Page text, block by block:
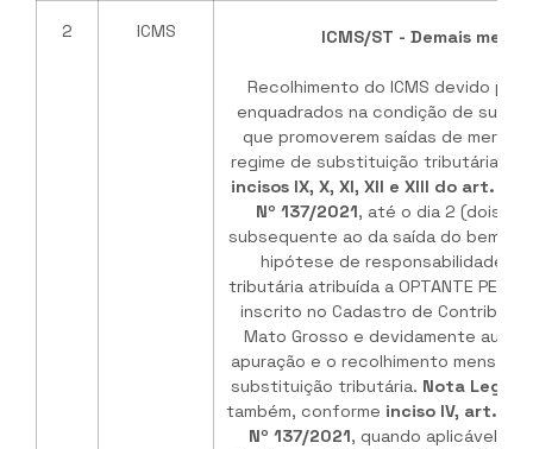
2 ICMS ICMS/ST - Demais
Recolhimento do ICMS devido
enquadrados na condição de
que promoverem saídas de
regime de substituição tributária,
incisos IX, X, XI, XII e XIII do art. 1°
Nº 137/2021, até o dia 2 (dois)
subsequente ao da saída do bem ou
hipótese de responsabilidade
tributária atribuída a OPTANTE PELO
inscrito no Cadastro de
Mato Grosso e devidamente
apuração e o recolhimento mensal
substituição tributária. Nota
também, conforme inciso IV, art. 3º
Nº 137/2021, quando aplicável,